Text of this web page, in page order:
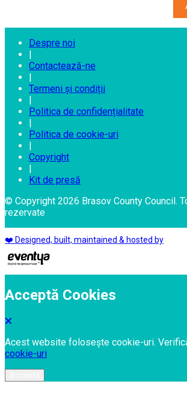
Despre noi
Contactează-ne
Termeni și condiții
Politica de confidențialitate
Politica de cookie-uri
Copyright
Kit de presă
© Copyright 2026 Brasov County Council.
rezervate
❤️ Designed, built, maintained & hosted by
Acceptă Cookies
Acest website folosește cookie-uri.
cookie-uri